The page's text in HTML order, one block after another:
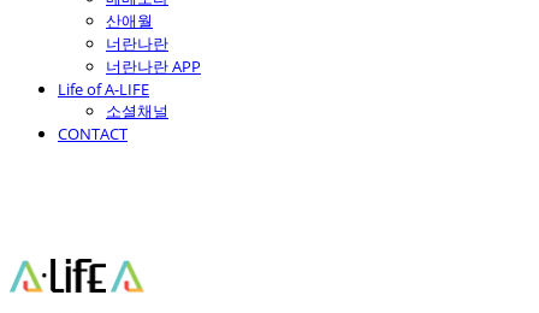
산애월
너란나란
너란나란 APP
Life of A-LIFE
소셜채널
CONTACT